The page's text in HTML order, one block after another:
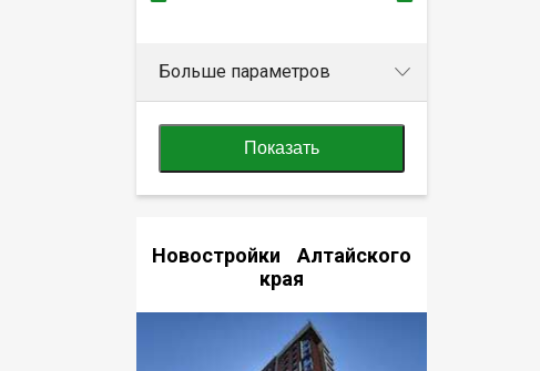
Больше параметров
Показать
Новостройки Алтайского
края